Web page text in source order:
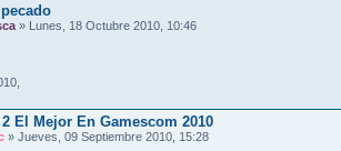
» Lunes, 18 Octubre 2010, 10:46
El Mejor En Gamescom 2010
» Jueves, 09 Septiembre 2010, 15:28